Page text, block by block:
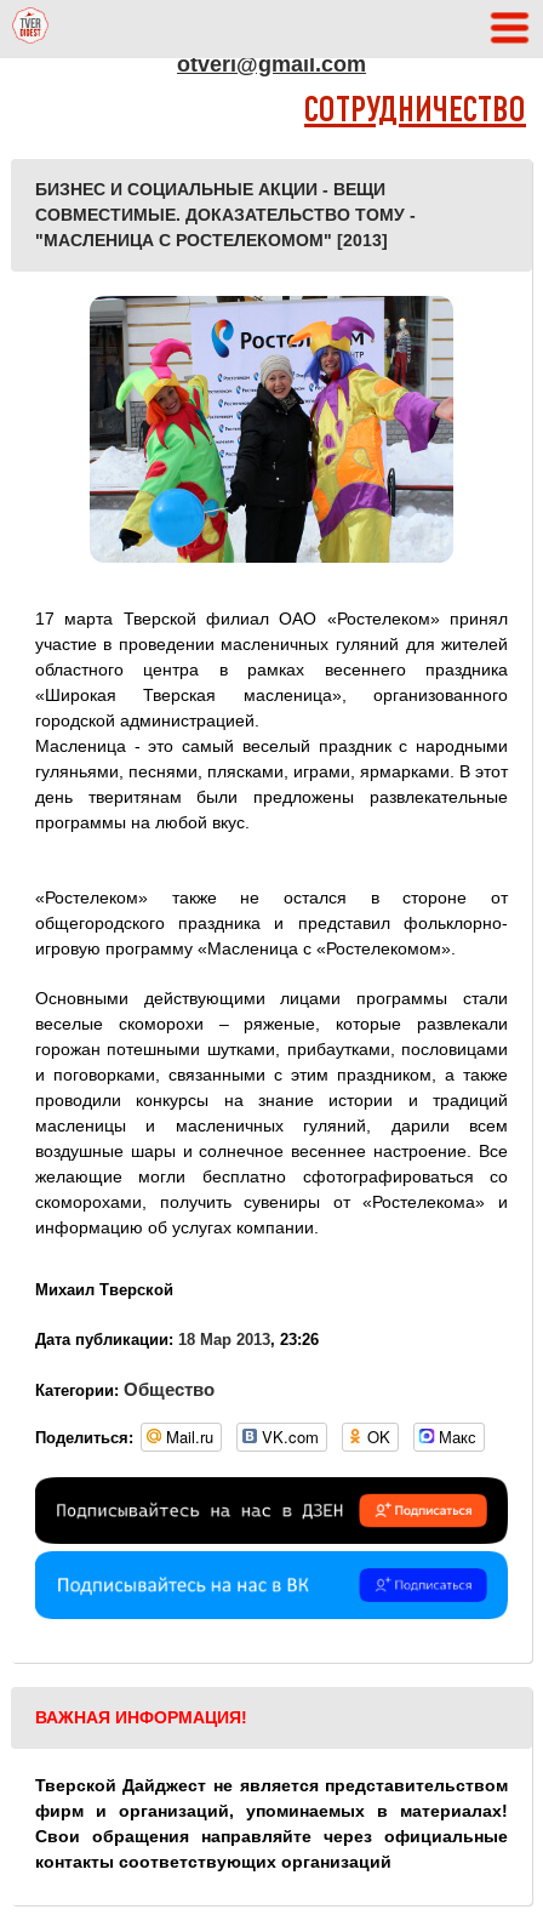
otveri@gmail.com
СОТРУДНИЧЕСТВО
БИЗНЕС И СОЦИАЛЬНЫЕ АКЦИИ - ВЕЩИ
СОВМЕСТИМЫЕ. ДОКАЗАТЕЛЬСТВО ТОМУ -
"МАСЛЕНИЦА С РОСТЕЛЕКОМОМ" [2013]
17 марта Тверской филиал ОАО «Ростелеком» принял
участие в проведении масленичных гуляний для жителей
областного центра в рамках весеннего праздника
«Широкая Тверская масленица», организованного
городской администрацией.
Масленица - это самый веселый праздник с народными
гуляньями, песнями, плясками, играми, ярмарками. В этот
день тверитянам были предложены развлекательные
программы на любой вкус.
«Ростелеком» также не остался в стороне от
общегородского праздника и представил фольклорно-
игровую программу «Масленица с «Ростелекомом».
Основными действующими лицами программы стали
веселые скоморохи – ряженые, которые развлекали
горожан потешными шутками, прибаутками, пословицами
и поговорками, связанными с этим праздником, а также
проводили конкурсы на знание истории и традиций
масленицы и масленичных гуляний, дарили всем
воздушные шары и солнечное весеннее настроение. Все
желающие могли бесплатно сфотографироваться со
скоморохами, получить сувениры от «Ростелекома» и
информацию об услугах компании.
Михаил Тверской
Дата публикации: 18 Мар 2013, 23:26
Категории: Общество
Поделиться: Mail.ru VK.com OK Макс
ВАЖНАЯ ИНФОРМАЦИЯ!
Тверской Дайджест не является представительством
фирм и организаций, упоминаемых в материалах!
Свои обращения направляйте через официальные
контакты соответствующих организаций